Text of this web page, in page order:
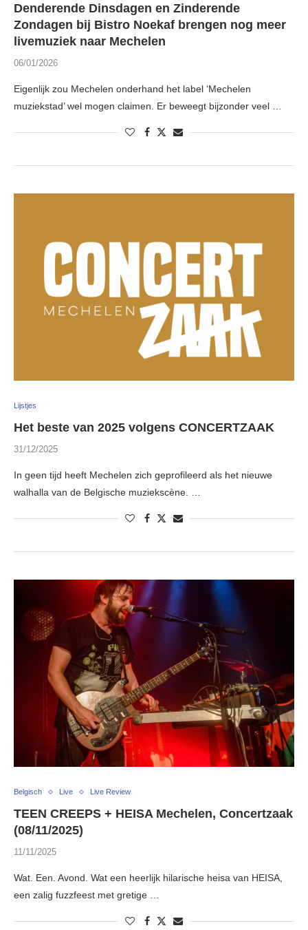
Denderende Dinsdagen en Zinderende
Zondagen bij Bistro Noekaf brengen nog meer
livemuziek naar Mechelen
06/01/2026
Eigenlijk zou Mechelen onderhand het label ‘Mechelen
muziekstad’ wel mogen claimen. Er beweegt bijzonder veel …
Lijstjes
Het beste van 2025 volgens CONCERTZAAK
31/12/2025
In geen tijd heeft Mechelen zich geprofileerd als het nieuwe
walhalla van de Belgische muziekscène. …
Belgisch Live Live Review
TEEN CREEPS + HEISA Mechelen, Concertzaak
(08/11/2025)
11/11/2025
Wat. Een. Avond. Wat een heerlijk hilarische heisa van HEISA,
een zalig fuzzfeest met gretige …